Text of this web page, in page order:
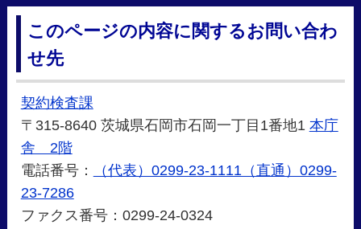
このページの内容に関するお問い合わ
せ先
契約検査課
〒315-8640 茨城県石岡市石岡一丁目1番地1 本庁
舎 2階
電話番号：
（代表）0299-23-1111（直通）0299-
23-7286
ファクス番号：0299-24-0324